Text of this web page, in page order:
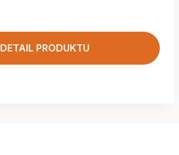
DETAIL PRODUKTU